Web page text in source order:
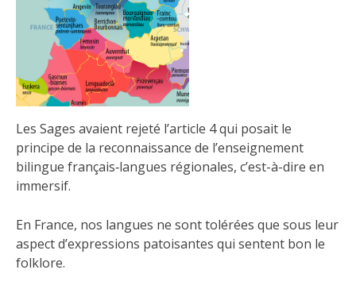
Les Sages avaient rejeté l’article 4 qui posait le
principe de la reconnaissance de l’enseignement
bilingue français‑langues régionales, c’est-à-dire en
immersif.
En France, nos langues ne sont tolérées que sous leur
aspect d’expressions patoisantes qui sentent bon le
folklore.